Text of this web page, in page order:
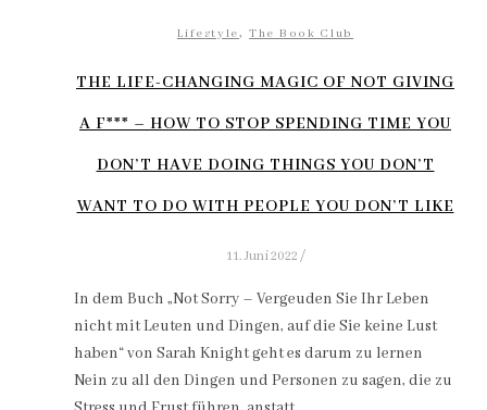
Lifestyle,The Book Club
THE LIFE-CHANGING MAGIC OF NOT GIVING
A F*** – HOW TO STOP SPENDING TIME YOU
DON’T HAVE DOING THINGS YOU DON’T
WANT TO DO WITH PEOPLE YOU DON’T LIKE
11. Juni 2022 /
In dem Buch „Not Sorry – Vergeuden Sie Ihr Leben
nicht mit Leuten und Dingen, auf die Sie keine Lust
haben“ von Sarah Knight geht es darum zu lernen
Nein zu all den Dingen und Personen zu sagen, die zu